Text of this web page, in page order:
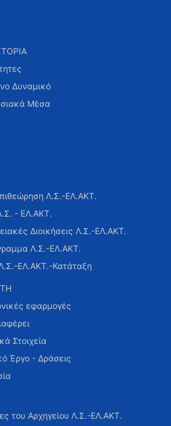
Δυναμικό
Μέσα
Λ.Σ.-ΕΛ.ΑΚΤ.
- ΕΛ.ΑΚΤ.
Διοικήσεις Λ.Σ.-ΕΛ.ΑΚΤ.
Λ.Σ.-ΕΛ.ΑΚΤ.
ΕΛ.ΑΚΤ.-Κατάταξη
εφαρμογές
Στοιχεία
Έργο - Δράσεις
του Αρχηγείου Λ.Σ.-ΕΛ.ΑΚΤ.